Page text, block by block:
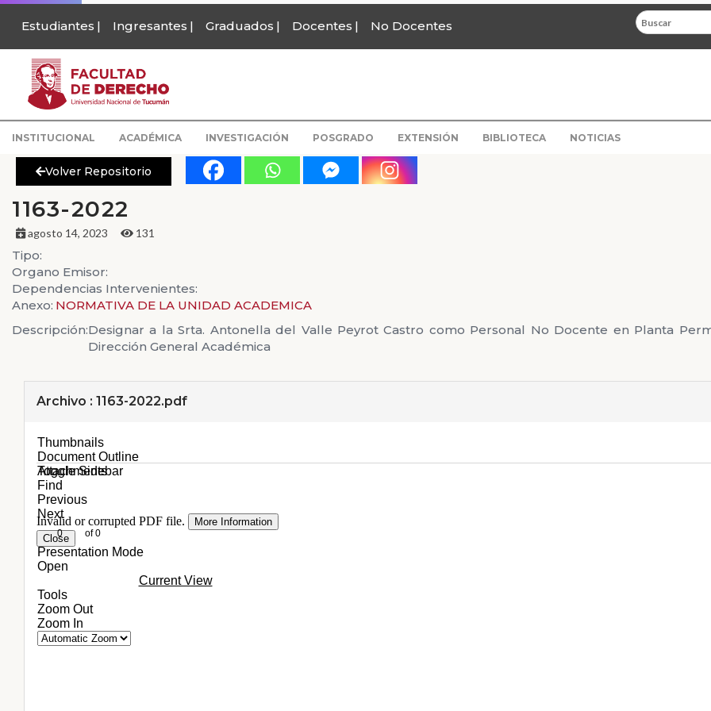
Estudiantes Ingresantes Graduados Docentes No Docentes
INSTITUCIONAL ACADÉMICA INVESTIGACIÓN POSGRADO EXTENSIÓN BIBLIOTECA NOTICIAS
Volver Repositorio
1163-2022
agosto 14, 2023 131
Tipo:
Organo Emisor:
Dependencias Intervenientes:
Anexo: NORMATIVA DE LA UNIDAD ACADEMICA
Descripción:Designar a la Srta. Antonella del Valle Peyrot Castro como Personal No Docente en Planta
Dirección General Académica
Archivo : 1163-2022.pdf